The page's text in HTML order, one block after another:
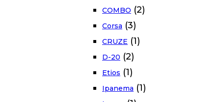
COMBO (2)
Corsa (3)
CRUZE (1)
D-20 (2)
Etios (1)
Ipanema (1)